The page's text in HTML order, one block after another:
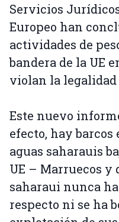
Servicios
Europeo han
actividades de
bandera de la UE
violan la
Este nuevo
efecto, hay barcos
aguas saharauis
UE – Marruecos y
saharaui nunca
respecto ni se ha